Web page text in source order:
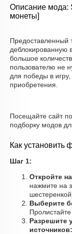
Описание мода:
монеты]
Предоставленный
деблокированную
большое
пользователю не
для победы в
приобретения.
Посещайте сайт
подборку модов
Как установить
Шаг 1:
Откройте
нажмите на
Выберите
Разрешите
источников: